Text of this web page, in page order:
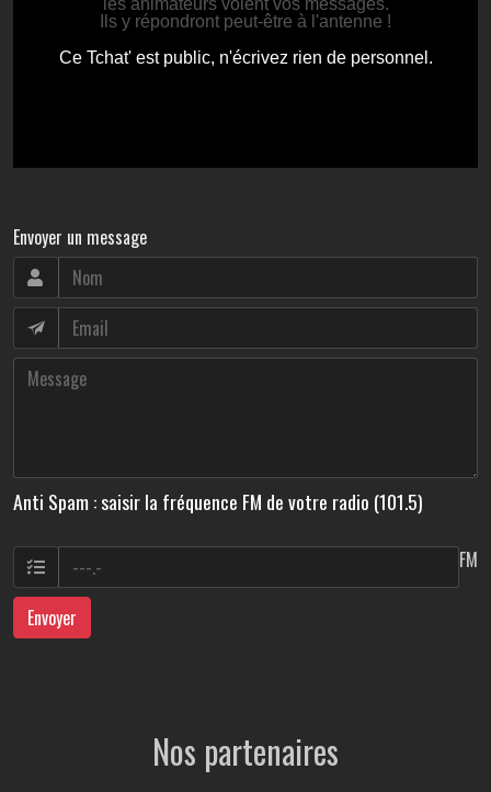
Envoyer un message
Anti Spam : saisir la fréquence FM de votre radio (101.5)
FM
Envoyer
Nos partenaires